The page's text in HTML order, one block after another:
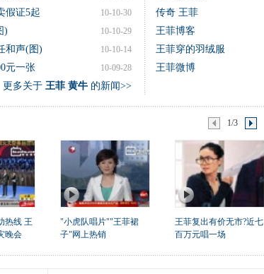
10-10-30
假证5起
10-10-29
)
10-10-14
和声(图)
10-09-28
元一张
更多关于 王菲 黄牛的新闻>>
传奇 王菲
王菲博客
王菲穿的羽绒服
王菲微博
1/3
热线 王
晚会
"小虎队唱片""王菲裙
子"网上热销
王菲复出有价无市?近七
百万元唱一场